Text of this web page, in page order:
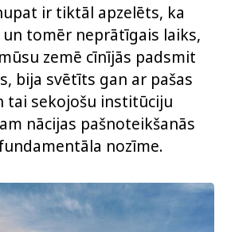
ir tiktāl apzelēts, ka
tomēr neprātīgais laiks,
zemē cīnījās padsmit
bija svētīts gan ar pašas
tai sekojošu institūciju
nācijas pašnoteikšanās
nozīme.